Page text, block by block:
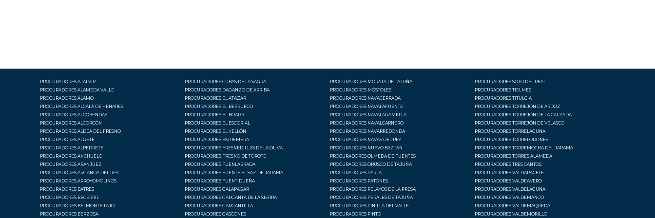
PROCURADORES AJALVIR
PROCURADORES ALAMEDA VALLE
PROCURADORES ÁLAMO
PROCURADORES ALCALÁ DE HENARES
PROCURADORES ALCOBENDAS
PROCURADORES ALCORCÓN
PROCURADORES ALDEA DEL FRESNO
PROCURADORES ALGETE
PROCURADORES ALPEDRETE
PROCURADORES ANCHUELO
PROCURADORES ARANJUEZ
PROCURADORES ARGANDA DEL REY
PROCURADORES ARROYOMOLINOS
PROCURADORES BATRES
PROCURADORES BECERRIL
PROCURADORES BELMONTE TAJO
PROCURADORES BERZOSA
PROCURADORES CUBAS DE LA SAGRA
PROCURADORES DAGANZO DE ARRIBA
PROCURADORES EL ATAZAR
PROCURADORES EL BERRUECO
PROCURADORES EL BOALO
PROCURADORES EL ESCORIAL
PROCURADORES EL VELLÓN
PROCURADORES ESTREMERA
PROCURADORES FRESNEDILLAS DE LA OLIVA
PROCURADORES FRESNO DE TOROTE
PROCURADORES FUENLABRADA
PROCURADORES FUENTE EL SAZ DE JARAMA
PROCURADORES FUENTIDUEÑA
PROCURADORES GALAPAGAR
PROCURADORES GARGANTA DE LA SIERRA
PROCURADORES GARGANTILLA
PROCURADORES GASCONES
PROCURADORES MORATA DE TAJUÑA
PROCURADORES MÓSTOLES
PROCURADORES NAVACERRADA
PROCURADORES NAVALAFUENTE
PROCURADORES NAVALAGAMELLA
PROCURADORES NAVALCARNERO
PROCURADORES NAVARREDONDA
PROCURADORES NAVAS DEL REY
PROCURADORES NUEVO BAZTÁN
PROCURADORES OLMEDA DE FUENTES
PROCURADORES ORUSCO DE TAJUÑA
PROCURADORES PARLA
PROCURADORES PATONES
PROCURADORES PELAYOS DE LA PRESA
PROCURADORES PERALES DE TAJUÑA
PROCURADORES PINILLA DEL VALLE
PROCURADORES PINTO
PROCURADORES SOTO DEL REAL
PROCURADORES TIELMES
PROCURADORES TITULCIA
PROCURADORES TORREJÓN DE ARDOZ
PROCURADORES TORREJÓN DE LA CALZADA
PROCURADORES TORREJÓN DE VELASCO
PROCURADORES TORRELAGUNA
PROCURADORES TORRELODONES
PROCURADORES TORREMOCHA DEL JARAMA
PROCURADORES TORRES ALAMEDA
PROCURADORES TRES CANTOS
PROCURADORES VALDARACETE
PROCURADORES VALDEAVERO
PROCURADORES VALDELAGUNA
PROCURADORES VALDEMANCO
PROCURADORES VALDEMAQUEDA
PROCURADORES VALDEMORILLO